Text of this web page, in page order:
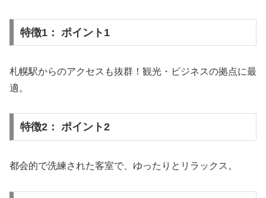
特徴1： ポイント1
札幌駅からのアクセスも抜群！観光・ビジネスの拠点に最
適。
特徴2： ポイント2
都会的で洗練された客室で、ゆったりとリラックス。